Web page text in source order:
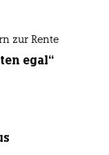
zur Rente
egal“